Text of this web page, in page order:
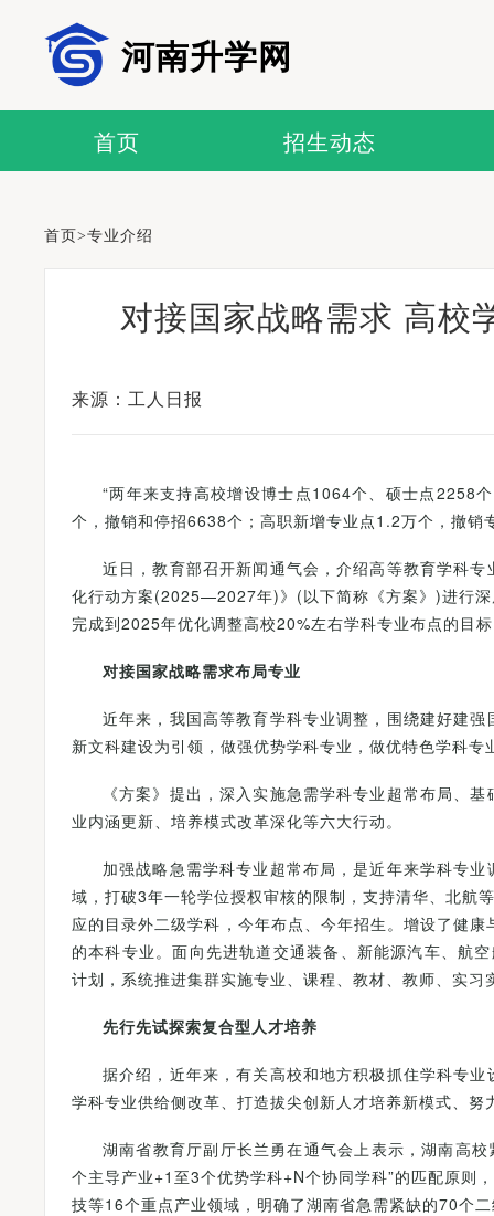
河南升学网
首页 招生动态
首页>专业介绍
对接国家战略需求 高校
来源：工人日报
“两年来支持高校增设博士点1064个、硕士点2258
个，撤销和停招6638个；高职新增专业点1.2万个，撤销
近日，教育部召开新闻通气会，介绍高等教育学科
化行动方案(2025—2027年)》(以下简称《方案》)进行
完成到2025年优化调整高校20%左右学科专业布点的目
对接国家战略需求布局专业
近年来，我国高等教育学科专业调整，围绕建好建
新文科建设为引领，做强优势学科专业，做优特色学科
《方案》提出，深入实施急需学科专业超常布局、
业内涵更新、培养模式改革深化等六大行动。
加强战略急需学科专业超常布局，是近年来学科专
域，打破3年一轮学位授权审核的限制，支持清华、北航
应的目录外二级学科，今年布点、今年招生。增设了健
的本科专业。面向先进轨道交通装备、新能源汽车、航
计划，系统推进集群实施专业、课程、教材、教师、实
先行先试探索复合型人才培养
据介绍，近年来，有关高校和地方积极抓住学科专
学科专业供给侧改革、打造拔尖创新人才培养新模式、
湖南省教育厅副厅长兰勇在通气会上表示，湖南高
个主导产业+1至3个优势学科+N个协同学科”的匹配原则
技等16个重点产业领域，明确了湖南省急需紧缺的70个